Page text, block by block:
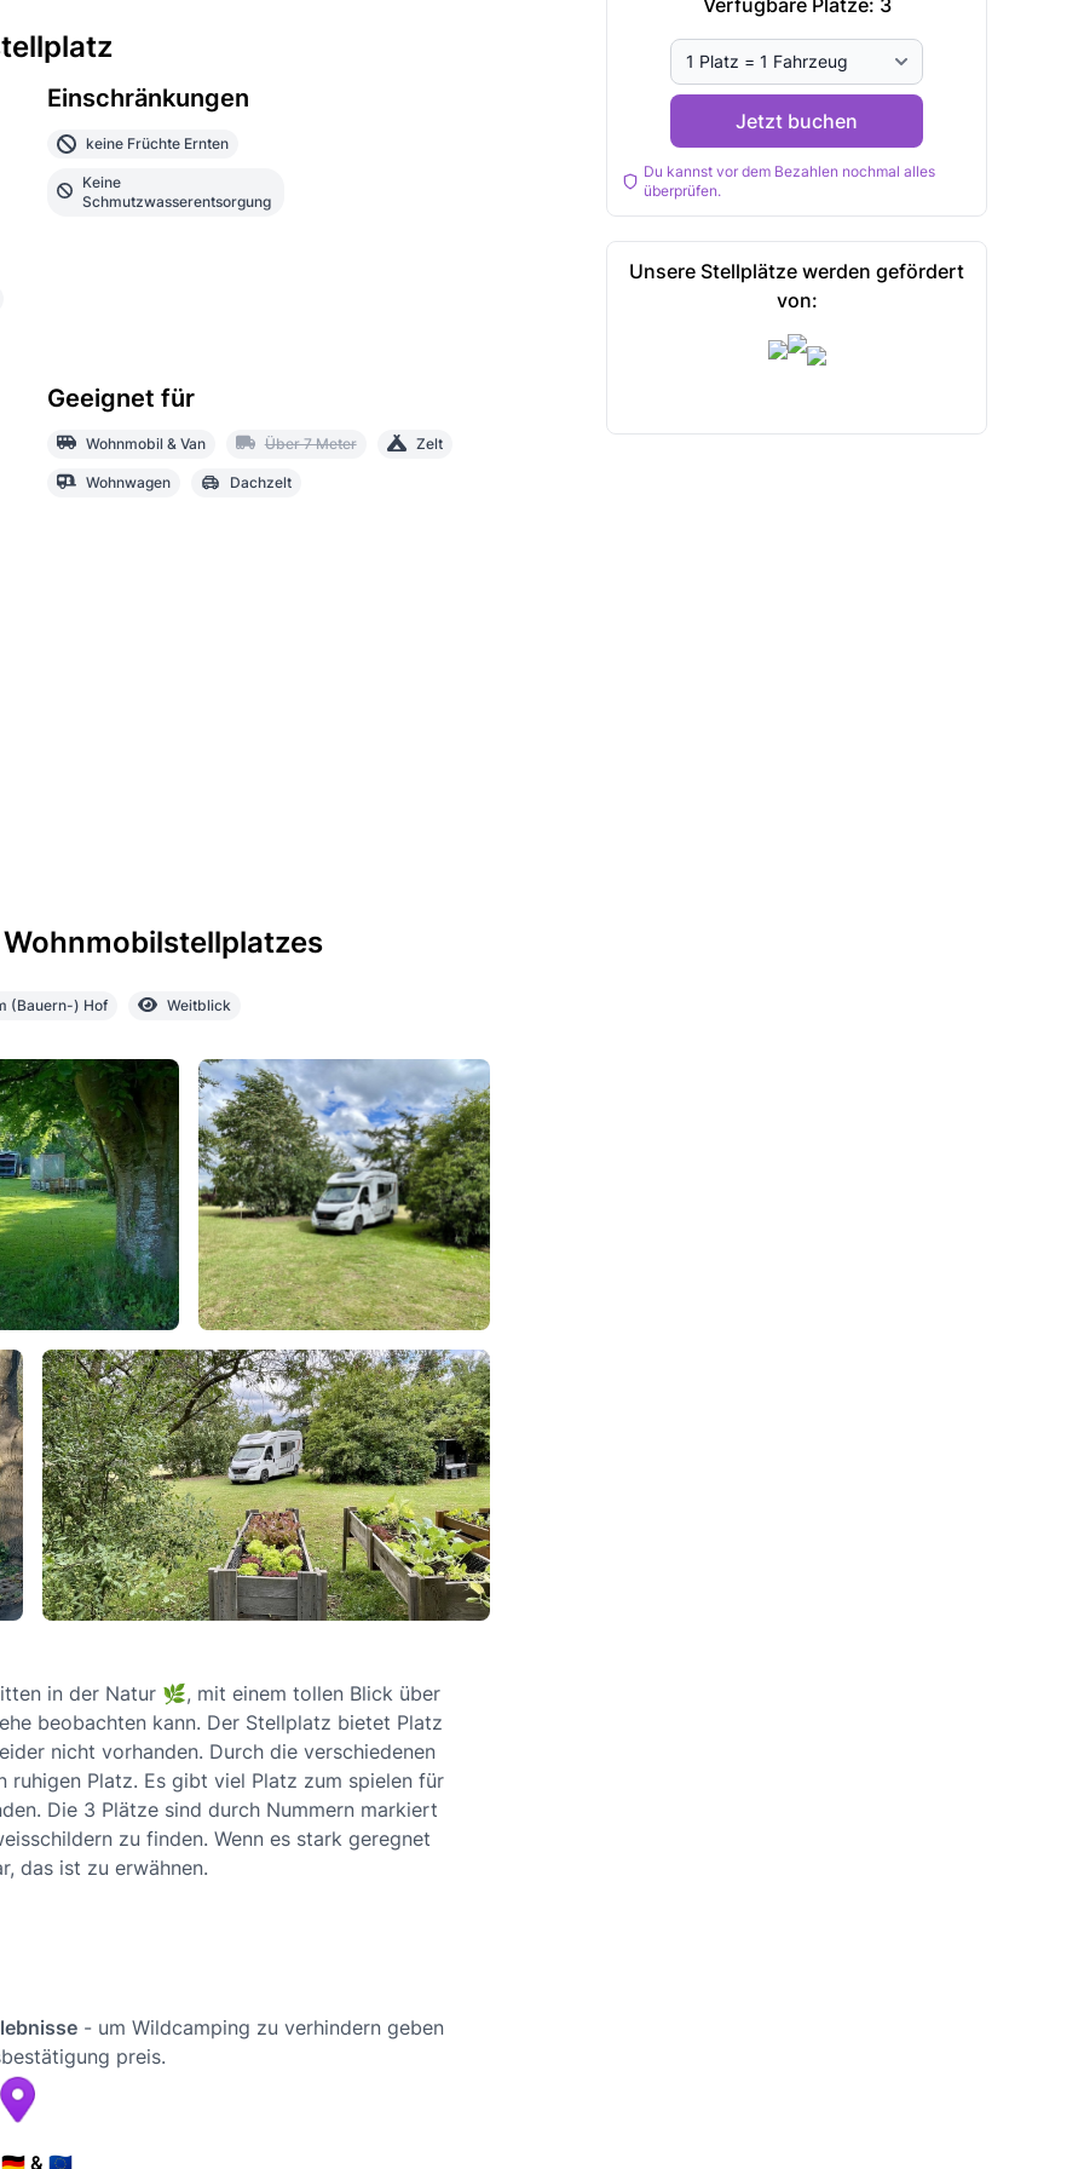
Jetzt buchen
Du kannst vor dem Bezahlen nochmal alles
überprüfen.
Unsere Stellplätze werden gefördert
von:
Einschränkungen
keine Früchte Ernten
Keine
Schmutzwasserentsorgung
Geeignet für
Wohnmobil & Van Über 7 Meter Zelt
Wohnwagen Dachzelt
(Bauern-) Hof Weitblick
in der Natur 🌿, mit einem tollen Blick über
beobachten kann. Der Stellplatz bietet Platz
nicht vorhanden. Durch die verschiedenen
ruhigen Platz. Es gibt viel Platz zum spielen für
Die 3 Plätze sind durch Nummern markiert
zu finden. Wenn es stark geregnet
das ist zu erwähnen.
- um Wildcamping zu verhindern geben
preis.
& 🇪🇺